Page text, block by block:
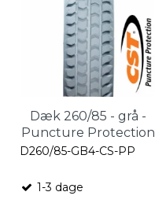
Dæk 260/85 - grå -
Puncture Protection
D260/85-GB4-CS-PP
1-3 dage